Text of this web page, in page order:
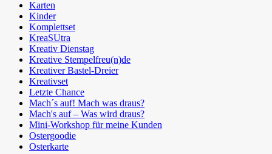
Karten
Kinder
Komplettset
KreaSUtra
Kreativ Dienstag
Kreative Stempelfreu(n)de
Kreativer Bastel-Dreier
Kreativset
Letzte Chance
Mach´s auf! Mach was draus?
Mach's auf – Was wird draus?
Mini-Workshop für meine Kunden
Ostergoodie
Osterkarte